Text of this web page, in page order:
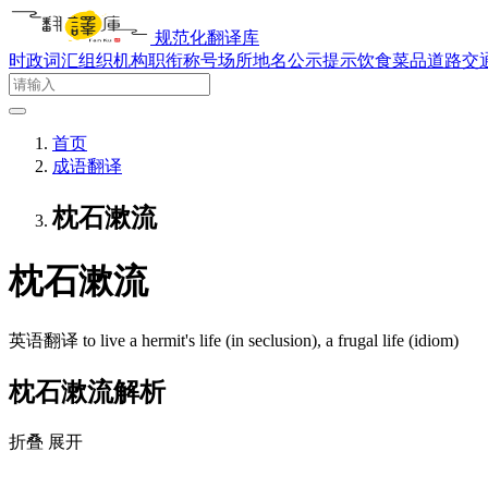
规范化翻译库
时政词汇组织机构职衔称号场所地名公示提示饮食菜品道路交
首页
成语翻译
枕石漱流
枕石漱流
英语翻译 to live a hermit's life (in seclusion)​, a frugal life (idiom)​
枕石漱流解析
折叠 展开